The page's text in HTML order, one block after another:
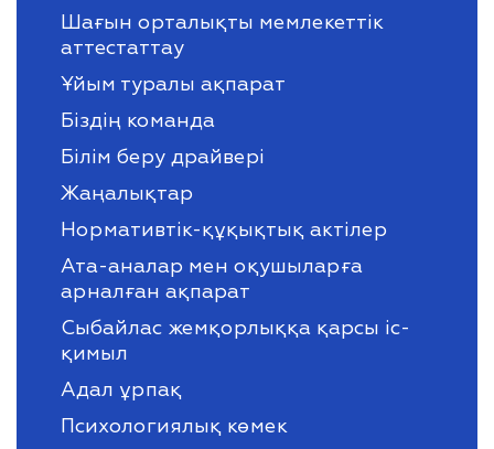
Шағын орталықты мемлекеттік
аттестаттау
Ұйым туралы ақпарат
Біздің команда
Білім беру драйвері
Жаңалықтар
Нормативтік-құқықтық актілер
Ата-аналар мен оқушыларға
арналған ақпарат
Сыбайлас жемқорлыққа қарсы іс-
қимыл
Адал ұрпақ
Психологиялық көмек